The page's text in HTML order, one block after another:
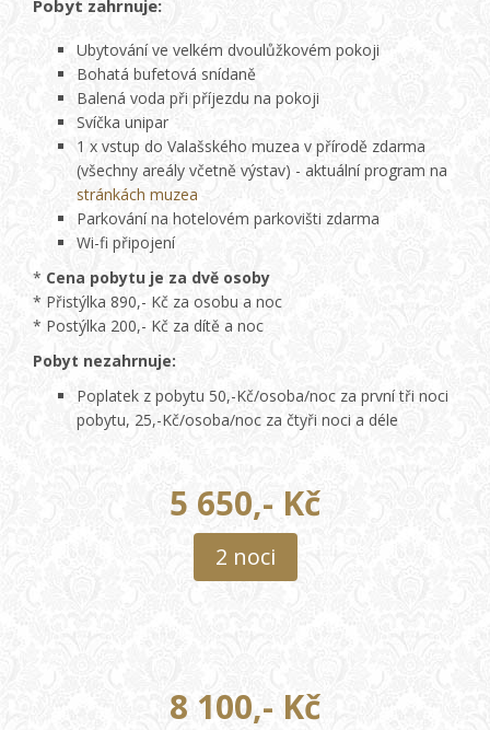
Pobyt zahrnuje:
Ubytování ve velkém dvoulůžkovém pokoji
Bohatá bufetová snídaně
Balená voda při příjezdu na pokoji
Svíčka unipar
1 x vstup do Valašského muzea v přírodě zdarma
(všechny areály včetně výstav) - aktuální program na
stránkách muzea
Parkování na hotelovém parkovišti zdarma
Wi-fi připojení
* Cena pobytu je za dvě osoby
* Přistýlka 890,- Kč za osobu a noc
* Postýlka 200,- Kč za dítě a noc
Pobyt nezahrnuje:
Poplatek z pobytu 50,-Kč/osoba/noc za první tři noci
pobytu, 25,-Kč/osoba/noc za čtyři noci a déle
5 650,- Kč
2 noci
8 100,- Kč